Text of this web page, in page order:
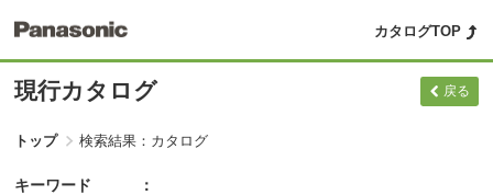
カタログTOP
現行カタログ 戻る
トップ 検索結果：カタログ
キーワード